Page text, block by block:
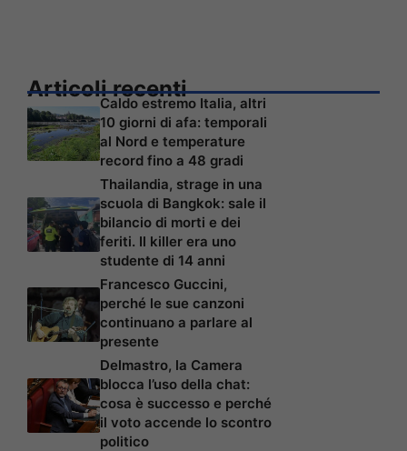
Articoli recenti
Caldo estremo Italia, altri
10 giorni di afa: temporali
al Nord e temperature
record fino a 48 gradi
Thailandia, strage in una
scuola di Bangkok: sale il
bilancio di morti e dei
feriti. Il killer era uno
studente di 14 anni
Francesco Guccini,
perché le sue canzoni
continuano a parlare al
presente
Delmastro, la Camera
blocca l’uso della chat:
cosa è successo e perché
il voto accende lo scontro
politico